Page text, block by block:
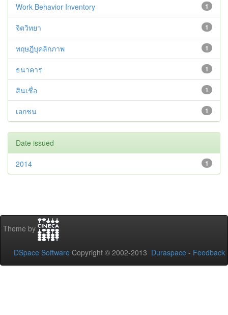
1
Work Behavior Inventory
1
จิตวิทยา
1
ทฤษฎีบุคลิกภาพ
1
ธนาคาร
1
สินเชื่อ
1
เอกชน
Date issued
1
2014
Theme by
DSpace Software Copyright © 2002-2013 Duraspace - Feedback